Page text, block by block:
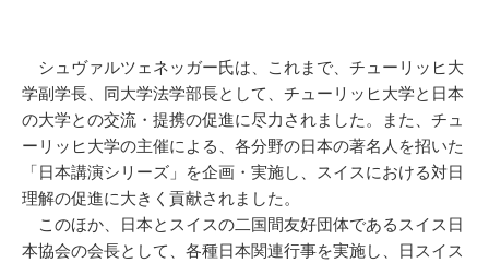
シュヴァルツェネッガー氏は、これまで、チューリッヒ大
学副学長、同大学法学部長として、チューリッヒ大学と日本
の大学との交流・提携の促進に尽力されました。また、チュ
ーリッヒ大学の主催による、各分野の日本の著名人を招いた
「日本講演シリーズ」を企画・実施し、スイスにおける対日
理解の促進に大きく貢献されました。
このほか、日本とスイスの二国間友好団体であるスイス日
本協会の会長として、各種日本関連行事を実施し、日スイス